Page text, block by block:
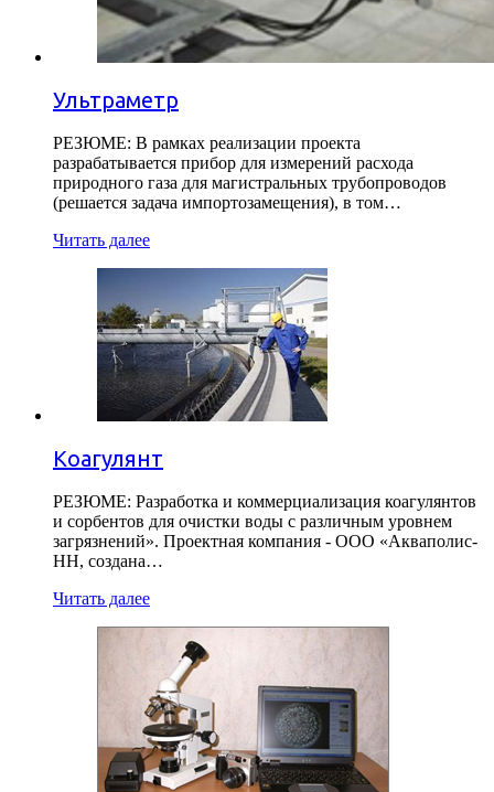
Ультраметр
РЕЗЮМЕ: В рамках реализации проекта
разрабатывается прибор для измерений расхода
природного газа для магистральных трубопроводов
(решается задача импортозамещения), в том…
Читать далее
Коагулянт
РЕЗЮМЕ: Разработка и коммерциализация коагулянтов
и сорбентов для очистки воды с различным уровнем
загрязнений». Проектная компания - ООО «Акваполис-
НН, создана…
Читать далее